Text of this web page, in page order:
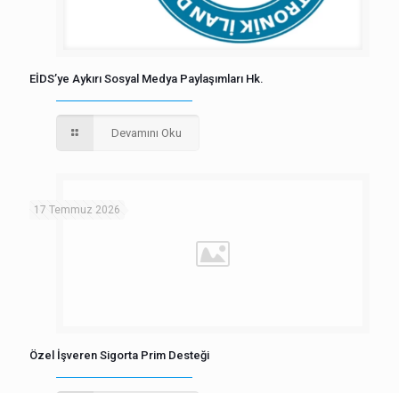
EİDS’ye Aykırı Sosyal Medya Paylaşımları Hk.
Devamını Oku
17 Temmuz 2026
Özel İşveren Sigorta Prim Desteği